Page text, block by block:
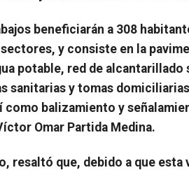
beneficiarán a 308
y consiste en la
potable, red de
sanitarias y tomas
como balizamiento y
Omar Partida Medina.
resaltó que, debido a que